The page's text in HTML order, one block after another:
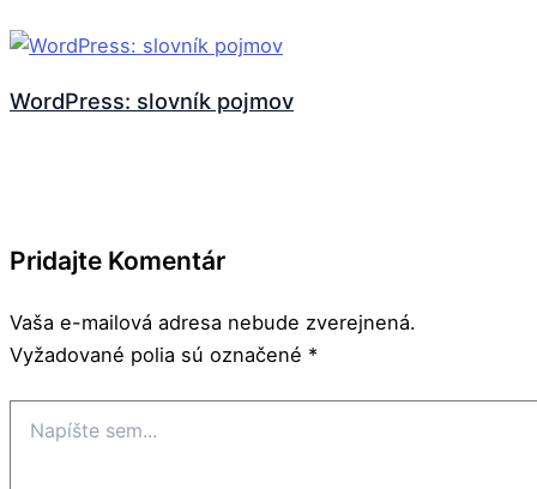
WordPress: slovník pojmov
Pridajte Komentár
Vaša e-mailová adresa nebude zverejnená.
Vyžadované polia sú označené *
sem...